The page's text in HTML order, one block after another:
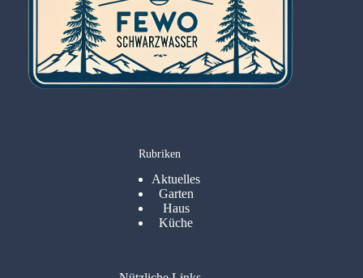
Rubriken
Aktuelles
Garten
Haus
Küche